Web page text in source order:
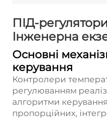
ПІД-
Інженерна
Основні
керування
Контролери
регулюванням
алгоритми
пропорційних,